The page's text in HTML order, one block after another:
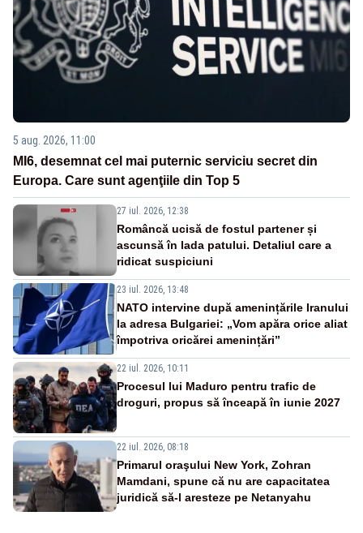
5 aug. 2026, 11:00
MI6, desemnat cel mai puternic serviciu secret din
Europa. Care sunt agenţiile din Top 5
27 iul. 2026, 12:38
Româncă ucisă de fostul partener și
ascunsă în lada patului. Detaliul care a
ridicat suspiciuni
23 iul. 2026, 13:48
NATO intervine după amenințările Iranului
la adresa Bulgariei: „Vom apăra orice aliat
împotriva oricărei amenințări”
22 iul. 2026, 10:11
Procesul lui Maduro pentru trafic de
droguri, propus să înceapă în iunie 2027
22 iul. 2026, 08:18
Primarul oraşului New York, Zohran
Mamdani, spune că nu are capacitatea
juridică să-l aresteze pe Netanyahu